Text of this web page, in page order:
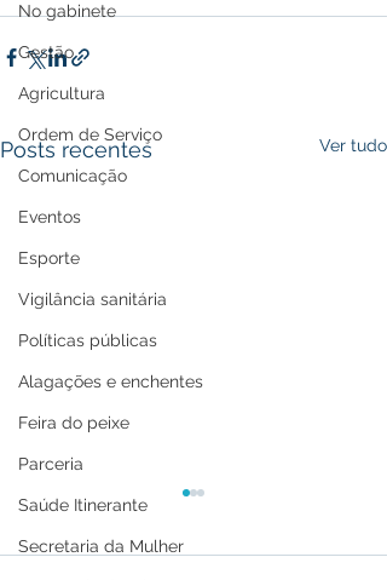
No gabinete
Gestão
Agricultura
Ordem de Serviço
Comunicação
Eventos
Esporte
Vigilância sanitária
Políticas públicas
Alagações e enchentes
Feira do peixe
Parceria
Saúde Itinerante
Secretaria da Mulher
Posts recentes Ver tudo